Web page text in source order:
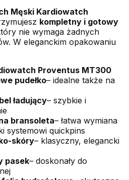
Męski Kardiowatch
kompletny i gotowy
nie wymaga żadnych
W eleganckim opakowaniu
Proventus MT300
pudełko– idealne także na
ładujący– szybkie i
bransoleta– łatwa wymiana
systemowi quickpins
skóry– klasyczny, elegancki
pasek– doskonały do